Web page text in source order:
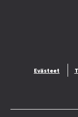
Evästeet